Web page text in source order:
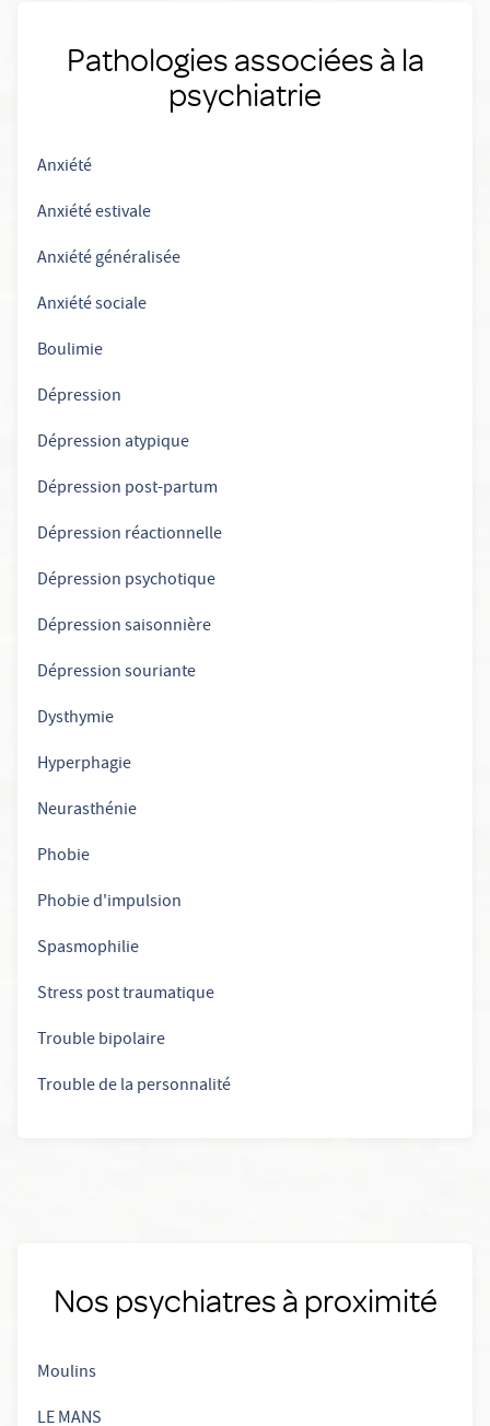
Pathologies associées à la
psychiatrie
Anxiété
Anxiété estivale
Anxiété généralisée
Anxiété sociale
Boulimie
Dépression
Dépression atypique
Dépression post-partum
Dépression réactionnelle
Dépression psychotique
Dépression saisonnière
Dépression souriante
Dysthymie
Hyperphagie
Neurasthénie
Phobie
Phobie d'impulsion
Spasmophilie
Stress post traumatique
Trouble bipolaire
Trouble de la personnalité
Nos psychiatres à proximité
Moulins
LE MANS